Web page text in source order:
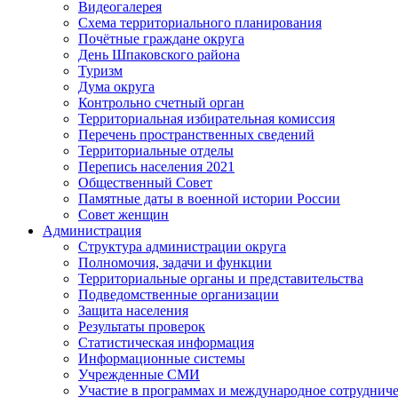
Видеогалерея
Схема территориального планирования
Почётные граждане округа
День Шпаковского района
Туризм
Дума округа
Контрольно счетный орган
Территориальная избирательная комиссия
Перечень пространственных сведений
Территориальные отделы
Перепись населения 2021
Общественный Совет
Памятные даты в военной истории России
Совет женщин
Администрация
Структура администрации округа
Полномочия, задачи и функции
Территориальные органы и представительства
Подведомственные организации
Защита населения
Результаты проверок
Статистическая информация
Информационные системы
Учрежденные СМИ
Участие в программах и международное